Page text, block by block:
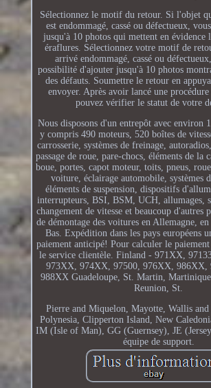
Sélectionnez le motif du retour. Si l'objet
est endommagé, cassé ou défectueux,
jusqu'à 10 photos qui mettent en évidence
éraflures. Sélectionnez votre motif de
arrivé endommagé, cassé ou
possibilité d'ajouter jusqu'à 10 photos
des défauts. Soumettre le retour en
envoyer. Après avoir lancé une
pouvez vérifier le statut de votre
Nous disposons d'un entrepôt avec environ
y compris 490 moteurs, 520 boîtes de
carrosserie, systèmes de freinage,
passage de roue, pare-chocs, éléments de la
boue, portes, capot moteur, toits, pneus,
voiture, éclairage automobile, systèmes
éléments de suspension, dispositifs
interrupteurs, BSI, BSM, UCH, allumages,
changement de vitesse et beaucoup d'autres
de démontage des voitures en Allemagne,
Bas. Expédition dans les pays européens
paiement anticipé! Pour calculer le
le service clientèle. Finland - 971XX,
973XX, 974XX, 97500, 976XX, 986XX,
988XX Guadeloupe, St. Martin,
Reunion, St.
Pierre and Miquelon, Mayotte, Wallis and
Polynesia, Clipperton Island, New
IM (Isle of Man), GG (Guernsey), JE
équipe de support.